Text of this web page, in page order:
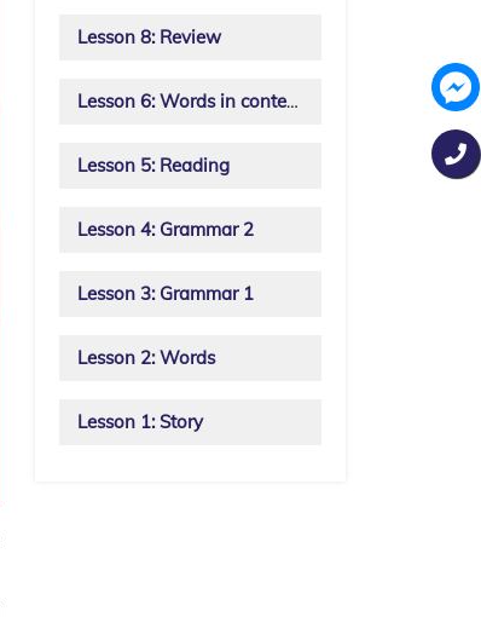
Lesson 8: Review
Lesson 6: Words in context, Listening, Speaking
Lesson 5: Reading
Lesson 4: Grammar 2
Lesson 3: Grammar 1
Lesson 2: Words
Lesson 1: Story